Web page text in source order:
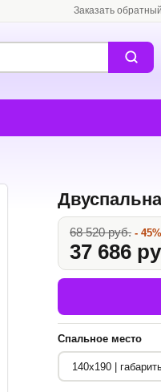
Заказать
68 520 руб. - 45%
37 686
Спальное место